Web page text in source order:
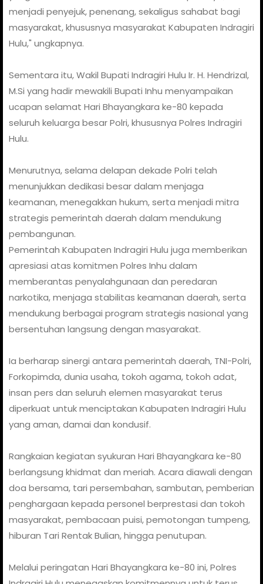
menjadi penyejuk, penenang, sekaligus sahabat bagi
masyarakat, khususnya masyarakat Kabupaten Indragiri
Hulu," ungkapnya.
Sementara itu, Wakil Bupati Indragiri Hulu Ir. H. Hendrizal,
M.Si yang hadir mewakili Bupati Inhu menyampaikan
ucapan selamat Hari Bhayangkara ke-80 kepada
seluruh keluarga besar Polri, khususnya Polres Indragiri
Hulu.
Menurutnya, selama delapan dekade Polri telah
menunjukkan dedikasi besar dalam menjaga
keamanan, menegakkan hukum, serta menjadi mitra
strategis pemerintah daerah dalam mendukung
pembangunan.
Pemerintah Kabupaten Indragiri Hulu juga memberikan
apresiasi atas komitmen Polres Inhu dalam
memberantas penyalahgunaan dan peredaran
narkotika, menjaga stabilitas keamanan daerah, serta
mendukung berbagai program strategis nasional yang
bersentuhan langsung dengan masyarakat.
Ia berharap sinergi antara pemerintah daerah, TNI-Polri,
Forkopimda, dunia usaha, tokoh agama, tokoh adat,
insan pers dan seluruh elemen masyarakat terus
diperkuat untuk menciptakan Kabupaten Indragiri Hulu
yang aman, damai dan kondusif.
Rangkaian kegiatan syukuran Hari Bhayangkara ke-80
berlangsung khidmat dan meriah. Acara diawali dengan
doa bersama, tari persembahan, sambutan, pemberian
penghargaan kepada personel berprestasi dan tokoh
masyarakat, pembacaan puisi, pemotongan tumpeng,
hiburan Tari Rentak Bulian, hingga penutupan.
Melalui peringatan Hari Bhayangkara ke-80 ini, Polres